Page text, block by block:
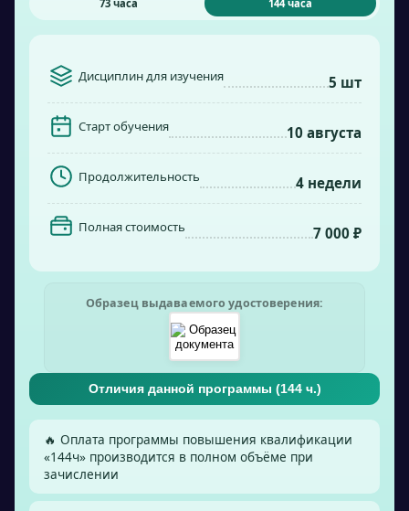
73 часа 144 часа
Дисциплин для изучения 5 шт
Старт обучения 10 августа
Продолжительность 4 недели
Полная стоимость 7 000 ₽
Образец выдаваемого удостоверения:
Отличия данной программы (144ч.)
🔥 Оплата программы повышения квалификации
«144ч» производится в полном объёме при
зачислении